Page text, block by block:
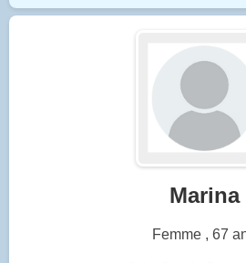
Marina
Femme , 67